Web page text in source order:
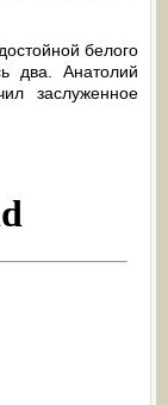
белого
два. Анатолий
заслуженное